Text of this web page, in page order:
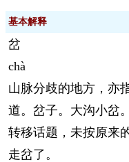
基本解释
岔
chà
山脉分歧的地方，亦
道。岔子。大沟小岔。
转移话题，未按原来
走岔了。